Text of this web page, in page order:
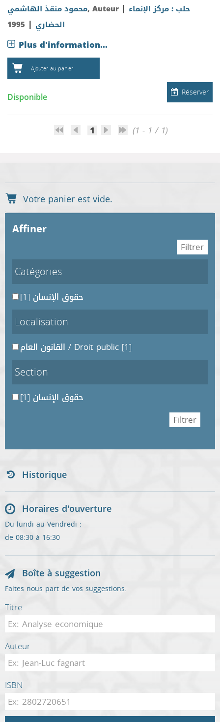
محمود منقذ الهاشمي, Auteur | حلب : مركز الإنماء
الحضاري |
1995
Plus d'information...
Ajouter au panier
Réserver
Disponible
1 (1 - 1 / 1)
affiner
Catégories
حقوق الإنسان [1]
Localisation
القانون العام / Droit public [1]
Section
حقوق الإنسان [1]
Historique
Horaires d'ouverture
Du lundi au Vendredi :
de 08:30 à 16:30
Boîte à suggestion
Faites nous part de vos suggestions.
Titre
Auteur
ISBN